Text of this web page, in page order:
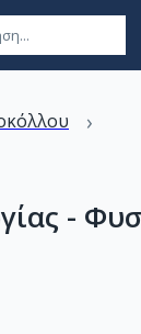
›
-